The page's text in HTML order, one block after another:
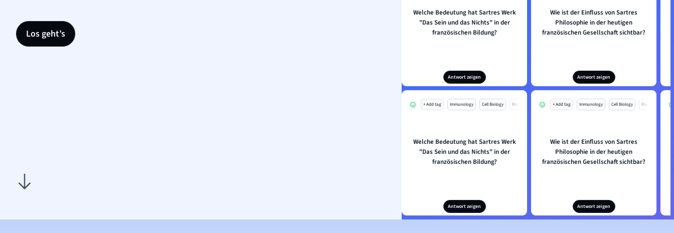
Los geht’s
Welche Bedeutung hat Sartres Werk
"Das Sein und das Nichts" in der
französischen Bildung?
Antwort zeigen
Wie ist der Einfluss von Sartres
Philosophie in der heutigen
französischen Gesellschaft sichtbar?
Antwort zeigen
+ Add tag Immunology Cell Biology Mo
Welche Bedeutung hat Sartres Werk
"Das Sein und das Nichts" in der
französischen Bildung?
Antwort zeigen
+ Add tag Immunology Cell Biology Mo
Wie ist der Einfluss von Sartres
Philosophie in der heutigen
französischen Gesellschaft sichtbar?
Antwort zeigen